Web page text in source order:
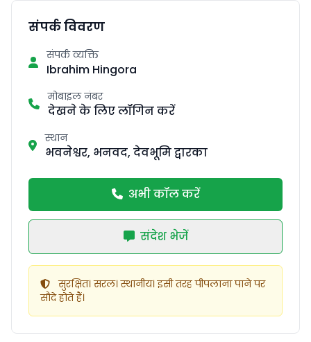
संपर्क विवरण
संपर्क व्यक्ति
Ibrahim Hingora
मोबाइल नंबर
देखने के लिए लॉगिन करें
स्थान
भवनेश्वर, भनवद, देवभूमि द्वारका
अभी कॉल करें
संदेश भेजें
सुरक्षित। सरल। स्थानीय। इसी तरह पीपलाना पाने पर
सौदे होते हैं।